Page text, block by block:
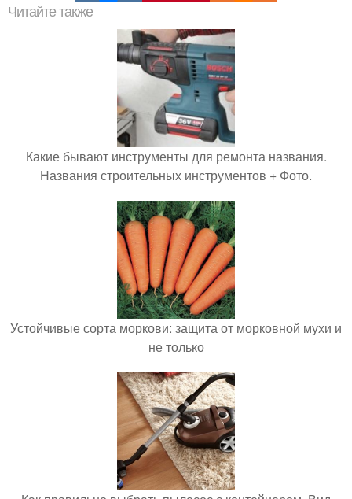
Читайте также
Какие бывают инструменты для ремонта названия.
Названия строительных инструментов + Фото.
Устойчивые сорта моркови: защита от морковной мухи и
не только